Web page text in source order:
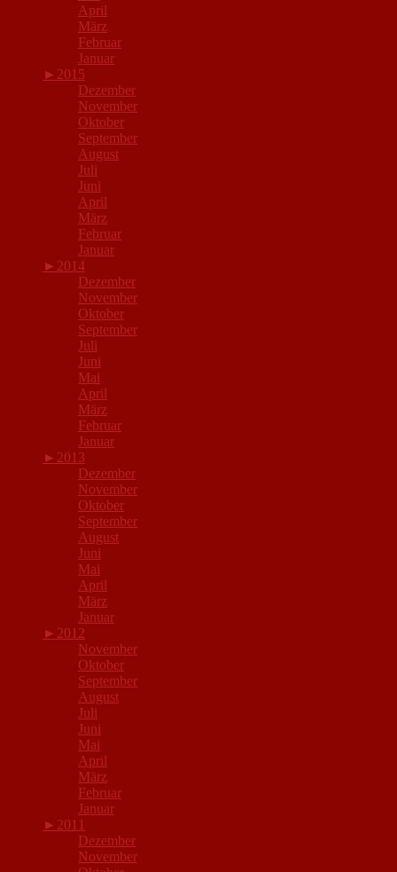
April
März
Februar
Januar
► 2015
Dezember
November
Oktober
September
August
Juli
Juni
April
März
Februar
Januar
► 2014
Dezember
November
Oktober
September
Juli
Juni
Mai
April
März
Februar
Januar
► 2013
Dezember
November
Oktober
September
August
Juni
Mai
April
März
Januar
► 2012
November
Oktober
September
August
Juli
Juni
Mai
April
März
Februar
Januar
► 2011
Dezember
November